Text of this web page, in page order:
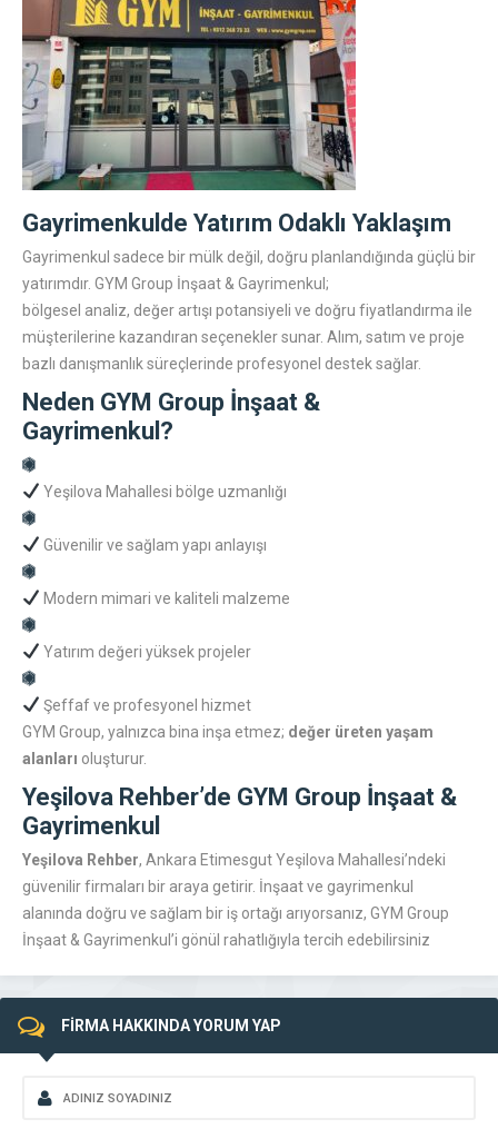
Gayrimenkulde Yatırım Odaklı Yaklaşım
Gayrimenkul sadece bir mülk değil, doğru planlandığında güçlü bir
yatırımdır. GYM Group İnşaat & Gayrimenkul;
bölgesel analiz, değer artışı potansiyeli ve doğru fiyatlandırma ile
müşterilerine kazandıran seçenekler sunar. Alım, satım ve proje
bazlı danışmanlık süreçlerinde profesyonel destek sağlar.
Neden GYM Group İnşaat &
Gayrimenkul?
Yeşilova Mahallesi bölge uzmanlığı
Güvenilir ve sağlam yapı anlayışı
Modern mimari ve kaliteli malzeme
Yatırım değeri yüksek projeler
Şeffaf ve profesyonel hizmet
GYM Group, yalnızca bina inşa etmez; değer üreten yaşam
alanları oluşturur.
Yeşilova Rehber’de GYM Group İnşaat &
Gayrimenkul
Yeşilova Rehber, Ankara Etimesgut Yeşilova Mahallesi’ndeki
güvenilir firmaları bir araya getirir. İnşaat ve gayrimenkul
alanında doğru ve sağlam bir iş ortağı arıyorsanız, GYM Group
İnşaat & Gayrimenkul’i gönül rahatlığıyla tercih edebilirsiniz
FİRMA HAKKINDA YORUM YAP